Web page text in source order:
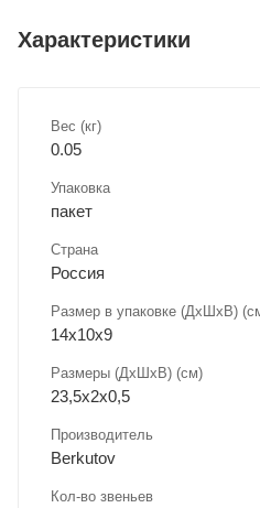
Характеристики
Вес (кг)
0.05
Упаковка
пакет
Страна
Россия
Размер в упаковке (ДхШxВ)
14х10х9
Размеры (ДxШxВ) (см)
23,5х2х0,5
Производитель
Berkutov
Кол-во звеньев